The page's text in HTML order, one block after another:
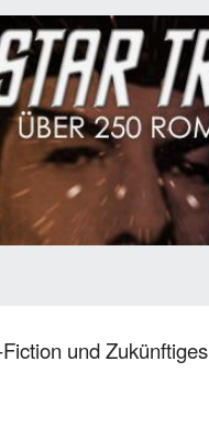
und